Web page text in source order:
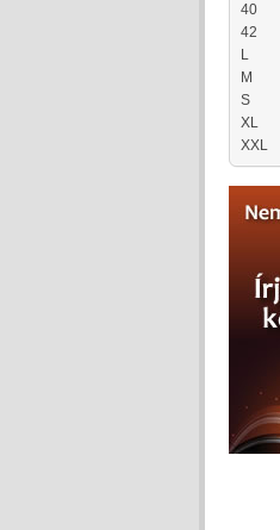
40
42
L
M
S
XL
XXL